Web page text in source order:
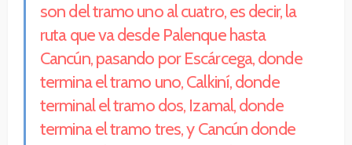
son del tramo uno al cuatro, es decir, la
ruta que va desde Palenque hasta
Cancún, pasando por Escárcega, donde
termina el tramo uno, Calkiní, donde
terminal el tramo dos, Izamal, donde
termina el tramo tres, y Cancún donde